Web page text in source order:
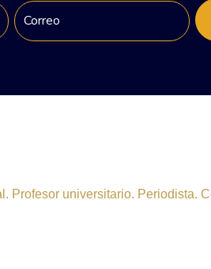
Profesor universitario. Periodista.